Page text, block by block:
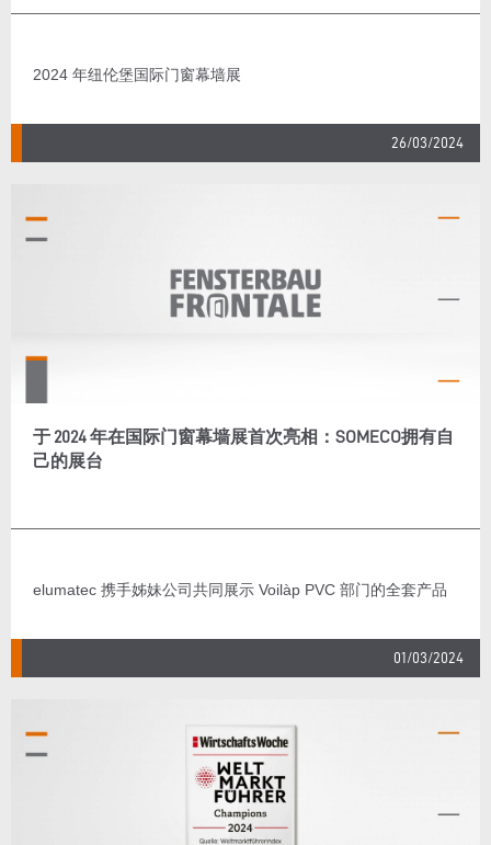
2024 年纽伦堡国际门窗幕墙展
26/03/2024
于 2024 年在国际门窗幕墙展首次亮相：SOMECO拥有自
己的展台
elumatec 携手姊妹公司共同展示 Voilàp PVC 部门的全套产品
01/03/2024